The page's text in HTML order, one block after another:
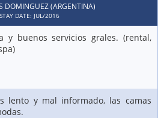
DOMINGUEZ (ARGENTINA)
STAY DATE: JUL/2016
y buenos servicios grales. (rental,
lento y mal informado, las camas